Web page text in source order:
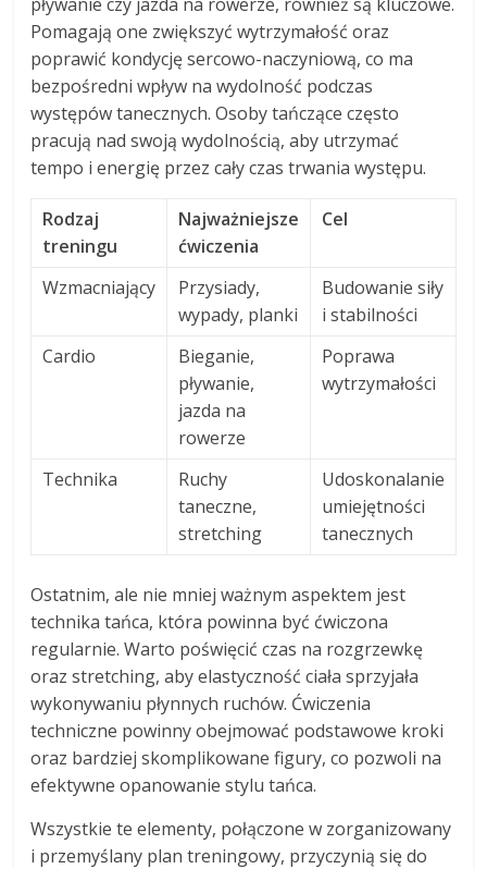
Pomagają one zwiększyć wytrzymałość oraz
poprawić kondycję sercowo-naczyniową, co ma
bezpośredni wpływ na wydolność podczas
występów tanecznych. Osoby tańczące często
pracują nad swoją wydolnością, aby utrzymać
tempo i energię przez cały czas trwania występu.
Rodzaj
treningu
Najważniejsze
ćwiczenia
Cel
Wzmacniający
Przysiady,
wypady, planki
Budowanie siły
i stabilności
Cardio
Bieganie,
pływanie,
jazda na
rowerze
Poprawa
wytrzymałości
Technika
Ruchy
taneczne,
stretching
Udoskonalanie
umiejętności
tanecznych
Ostatnim, ale nie mniej ważnym aspektem jest
technika tańca, która powinna być ćwiczona
regularnie. Warto poświęcić czas na rozgrzewkę
oraz stretching, aby elastyczność ciała sprzyjała
wykonywaniu płynnych ruchów. Ćwiczenia
techniczne powinny obejmować podstawowe kroki
oraz bardziej skomplikowane figury, co pozwoli na
efektywne opanowanie stylu tańca.
Wszystkie te elementy, połączone w zorganizowany
i przemyślany plan treningowy, przyczynią się do